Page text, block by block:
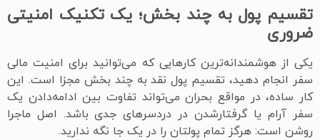
تقسیم پول به چند بخش؛ یک تکنیک امنیتی
ضروری
یکی از هوشمندانه‌ترین کارهایی که می‌توانید برای امنیت مالی
سفر انجام دهید، تقسیم پول نقد به چند بخش مجزا است. این
کار ساده، در مواقع بحران می‌تواند تفاوت بین ادامه‌دادن یک
سفر آرام یا گرفتارشدن در دردسرهای جدی باشد. اصل ماجرا
روشن است: هرگز تمام پولتان را در یک جا نگه ندارید.